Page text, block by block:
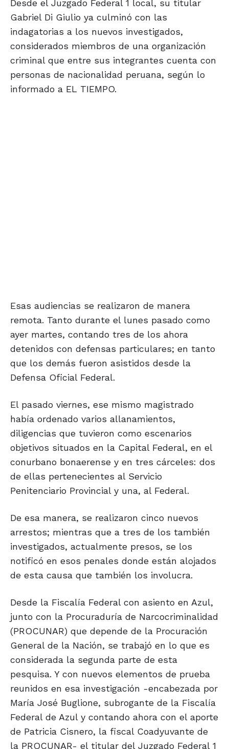
Desde el Juzgado Federal 1 local, su titular
Gabriel Di Giulio ya culminó con las
indagatorias a los nuevos investigados,
considerados miembros de una organización
criminal que entre sus integrantes cuenta con
personas de nacionalidad peruana, según lo
informado a EL TIEMPO.
Esas audiencias se realizaron de manera
remota. Tanto durante el lunes pasado como
ayer martes, contando tres de los ahora
detenidos con defensas particulares; en tanto
que los demás fueron asistidos desde la
Defensa Oficial Federal.
El pasado viernes, ese mismo magistrado
había ordenado varios allanamientos,
diligencias que tuvieron como escenarios
objetivos situados en la Capital Federal, en el
conurbano bonaerense y en tres cárceles: dos
de ellas pertenecientes al Servicio
Penitenciario Provincial y una, al Federal.
De esa manera, se realizaron cinco nuevos
arrestos; mientras que a tres de los también
investigados, actualmente presos, se los
notificó en esos penales donde están alojados
de esta causa que también los involucra.
Desde la Fiscalía Federal con asiento en Azul,
junto con la Procuraduría de Narcocriminalidad
(PROCUNAR) que depende de la Procuración
General de la Nación, se trabajó en lo que es
considerada la segunda parte de esta
pesquisa. Y con nuevos elementos de prueba
reunidos en esa investigación -encabezada por
María José Buglione, subrogante de la Fiscalía
Federal de Azul y contando ahora con el aporte
de Patricia Cisnero, la fiscal Coadyuvante de
la PROCUNAR- el titular del Juzgado Federal 1